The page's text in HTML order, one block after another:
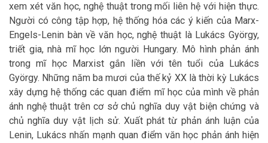
xem xét văn học, nghệ thuật trong mối liên hệ với hiện thực.
Người có công tập hợp, hệ thống hóa các ý kiến của Marx-
Engels-Lenin bàn về văn học, nghệ thuật là Lukács György,
triết gia, nhà mĩ học lớn người Hungary. Mô hình phản ánh
trong mĩ học Marxist gắn liền với tên tuổi của Lukács
György. Những năm ba mươi của thế kỷ XX là thời kỳ Lukács
xây dựng hệ thống các quan điểm mĩ học của mình về phản
ánh nghệ thuật trên cơ sở chủ nghĩa duy vật biện chứng và
chủ nghĩa duy vật lịch sử. Xuất phát từ phản ánh luận của
Lenin, Lukács nhấn mạnh quan điểm văn học phản ánh hiện